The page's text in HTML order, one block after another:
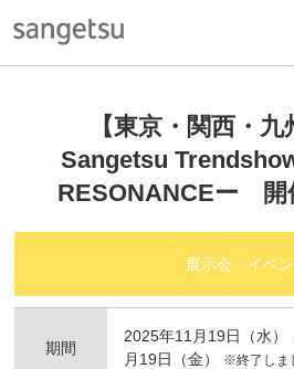
【東京・関西・九
Sangetsu
RESONANCEー 開
展示会・イベ
期間
2025年11月19日（水）
月19日（金）
※終了しま